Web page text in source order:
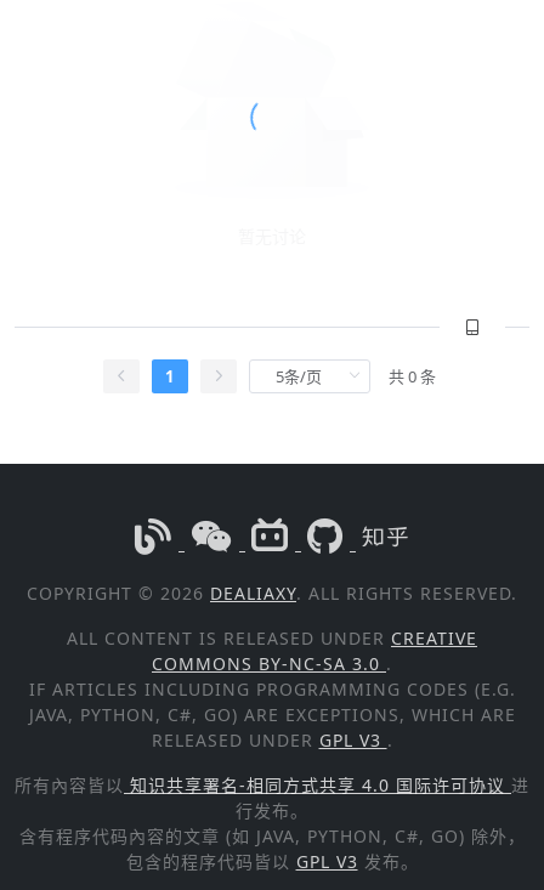
1 共 0 条
COPYRIGHT © 2026 DEALIAXY. ALL RIGHTS RESERVED.
ALL CONTENT IS RELEASED UNDER CREATIVE
COMMONS BY-NC-SA 3.0 .
IF ARTICLES INCLUDING PROGRAMMING CODES (E.G.
JAVA, PYTHON, C#, GO) ARE EXCEPTIONS, WHICH ARE
RELEASED UNDER GPL V3 .
所有內容皆以 知识共享署名-相同方式共享 4.0 国际许可协议 进
行发布。
含有程序代码內容的文章 (如 JAVA, PYTHON, C#, GO) 除外，
包含的程序代码皆以 GPL V3 发布。